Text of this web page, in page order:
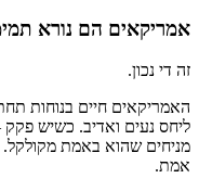
אמריקאים הם נורא
זה די נכון.
האמריקאים חיים בנוחות
ליחס נעים ואדיב. כשיש
מניחים שהוא באמת
אמת.